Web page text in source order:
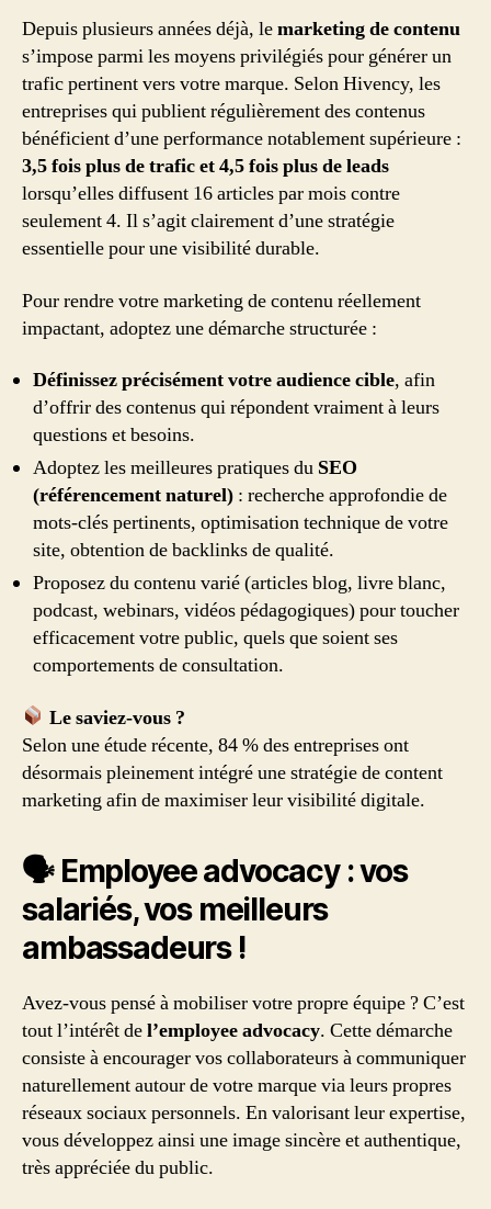
Depuis plusieurs années déjà, lemarketing de contenu
s’impose parmi les moyens privilégiés pour générer un
trafic pertinent vers votre marque. Selon Hivency, les
entreprises qui publient régulièrement des contenus
bénéficient d’une performance notablement supérieure :
3,5 fois plus de trafic et 4,5 fois plus de leads
lorsqu’elles diffusent 16 articles par mois contre
seulement 4. Il s’agit clairement d’une stratégie
essentielle pour une visibilité durable.
Pour rendre votre marketing de contenu réellement
impactant, adoptez une démarche structurée :
Définissez précisément votre audience cible, afin
d’offrir des contenus qui répondent vraiment à leurs
questions et besoins.
Adoptez les meilleures pratiques du SEO
(référencement naturel) : recherche approfondie de
mots-clés pertinents, optimisation technique de votre
site, obtention de backlinks de qualité.
Proposez du contenu varié (articles blog, livre blanc,
podcast, webinars, vidéos pédagogiques) pour toucher
efficacement votre public, quels que soient ses
comportements de consultation.
Le saviez-vous ?
Selon une étude récente, 84 % des entreprises ont
désormais pleinement intégré une stratégie de content
marketing afin de maximiser leur visibilité digitale.
🗣 Employee advocacy : vos
salariés, vos meilleurs
ambassadeurs !
Avez-vous pensé à mobiliser votre propre équipe ? C’est
tout l’intérêt del’employee advocacy. Cette démarche
consiste à encourager vos collaborateurs à communiquer
naturellement autour de votre marque via leurs propres
réseaux sociaux personnels. En valorisant leur expertise,
vous développez ainsi une image sincère et authentique,
très appréciée du public.